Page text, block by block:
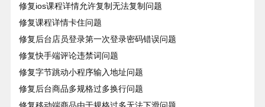
修复ios课程详情允许复制无法复制问题
修复课程详情卡住问题
修复后台店员登录第一次登录密码错误问题
修复快手端评论违禁词问题
修复字节跳动小程序输入地址问题
修复后台商品多规格过多换行问题